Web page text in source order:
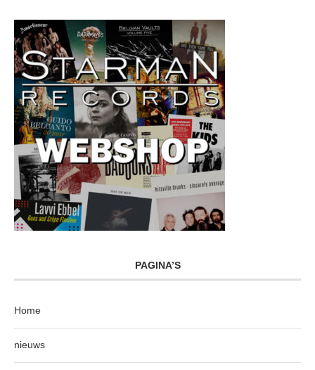
PAGINA’S
Home
nieuws